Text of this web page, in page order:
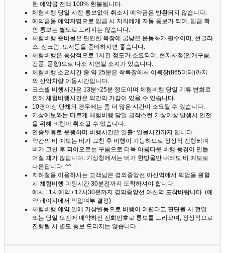
한 예약금 전액 100% 환불됩니다.
체험비행 당일 사전 통보없이 취소시 예약금은 반환되지 않습니다.
예약금을 예약자명으로 입금 시 저희에게 자동 통보가 되며, 입금 확
인 통보는 별도로 드리지는 않습니다.
체험비행 준비물은 편안한 복장에 굽낮은 운동화가 필수이며, 선글라
스, 선크림, 모자등을 준비하시면 좋습니다.
체험비행은 통상적으로 1시간 정도가 소요되며, 현지사정(안개구름,
강풍, 풍향)으로 다소 지연될 소지가 있습니다.
체험비행 소요시간 중 약 25분은 착륙장에서 이륙장(865미터)까지
의 산악차량 이동시간입니다.
코스별 비행시간은 13분~25분 정도이며 체험비행 당일 기류 변화로
인해 체험비행시간은 약간의 가감이 있을 수 있습니다.
10명이상 단체의 경우에는 좀 더 많은 시간이 소요될 수 있습니다.
기상예보와는 다르게 체험비행 당일 급작스런 기상이상 발생시 안전
을 위해 비행이 취소될 수 있습니다.
연중무휴로 운행하며 비행시간은 일출~일몰시간까지 입니다.
약간의 비 예보는 비가 그친 후 비행이 가능하므로 정상적 진행되며
비가 그친 후 피어오르는 구름으로 더욱 아름다운 비행 풍경이 만들
어질 때가 많답니다. 기상청에서는 비가 한방울만 내려도 비 예보로
나온답니다. ^^
지하철을 이용하시는 고객님은 경의중앙선 아신역에서 픽업을 원할
시 체험비행 미팅시간 30분전까지 도착하셔야 합니다.
예시 : 1시예약 / 12시30분까지 경의중앙선 아신역 도착바랍니다. (예
약 페이지에서 픽업여부 결정)
체험비행 예약 일에 기상변동으로 비행이 어렵다고 판단될 시 전일
또는 당일 오전에 예약하신 전화번호로 통보를 드리오며, 정상적으로
진행될 시 별도 통보 드리지는 않습니다.